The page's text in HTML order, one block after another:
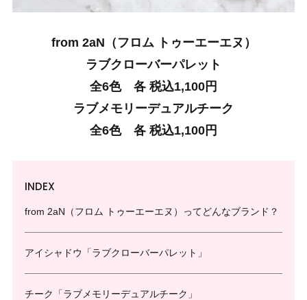
from 2aN（フロム トゥーエーエヌ）
ラブクローバーパレット
全6色 各 税込1,100円
ラブメモリーデュアルチーク
全6色 各 税込1,100円
INDEX
from 2aN（フロム トゥーエーエヌ）ってどんなブランド？
アイシャドウ「ラブクローバーパレット」
チーク「ラブメモリーデュアルチーク」